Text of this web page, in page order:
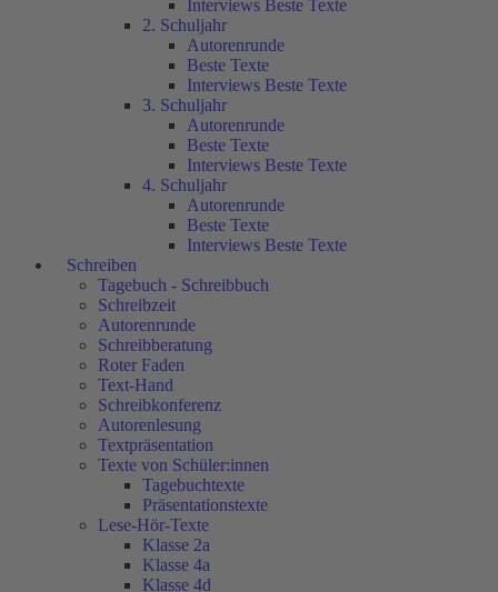
Interviews Beste Texte
2. Schuljahr
Autorenrunde
Beste Texte
Interviews Beste Texte
3. Schuljahr
Autorenrunde
Beste Texte
Interviews Beste Texte
4. Schuljahr
Autorenrunde
Beste Texte
Interviews Beste Texte
Schreiben
Tagebuch - Schreibbuch
Schreibzeit
Autorenrunde
Schreibberatung
Roter Faden
Text-Hand
Schreibkonferenz
Autorenlesung
Textpräsentation
Texte von Schüler:innen
Tagebuchtexte
Präsentationstexte
Lese-Hör-Texte
Klasse 2a
Klasse 4a
Klasse 4d